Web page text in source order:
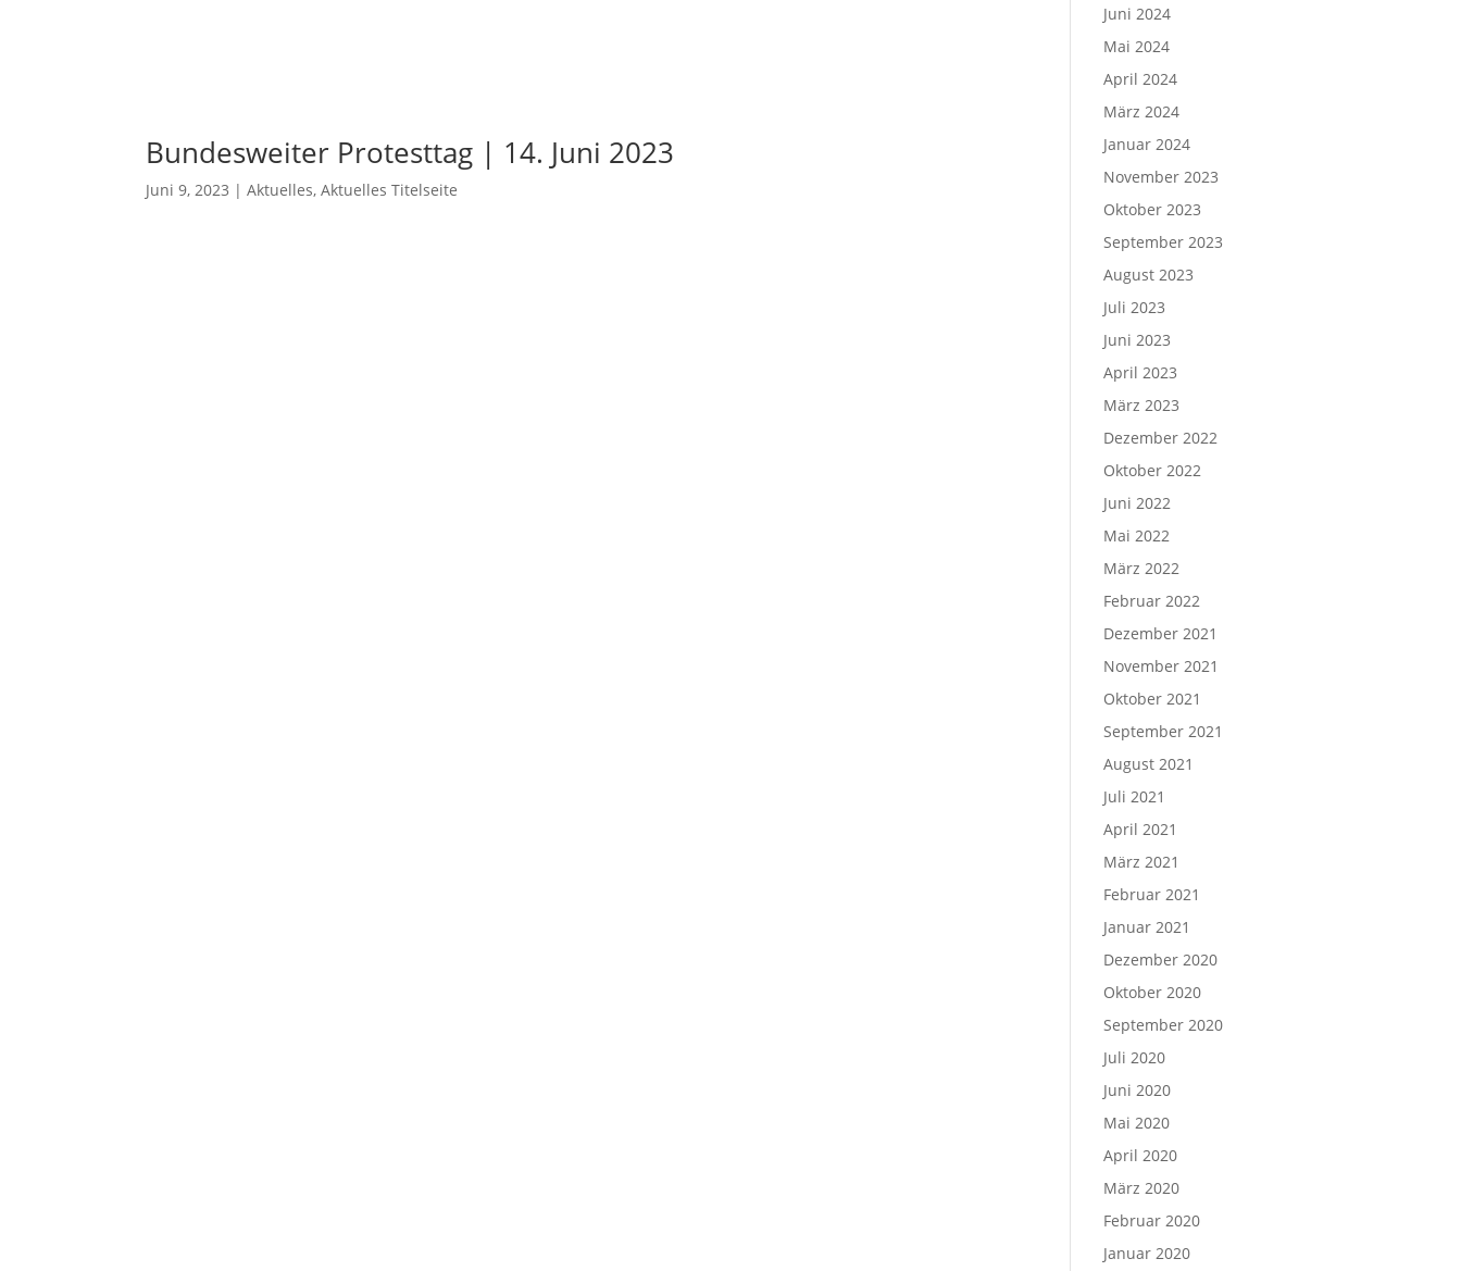
Bundesweiter Protesttag | 14. Juni 2023
Juni 9, 2023 |Aktuelles,Aktuelles Titelseite
Juni 2024
Mai 2024
April 2024
März 2024
Januar 2024
November 2023
Oktober 2023
September 2023
August 2023
Juli 2023
Juni 2023
April 2023
März 2023
Dezember 2022
Oktober 2022
Juni 2022
Mai 2022
März 2022
Februar 2022
Dezember 2021
November 2021
Oktober 2021
September 2021
August 2021
Juli 2021
April 2021
März 2021
Februar 2021
Januar 2021
Dezember 2020
Oktober 2020
September 2020
Juli 2020
Juni 2020
Mai 2020
April 2020
März 2020
Februar 2020
Januar 2020